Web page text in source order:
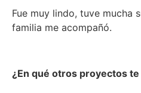
Fue muy lindo, tuve mucha
familia me acompañó.
¿En qué otros proyectos